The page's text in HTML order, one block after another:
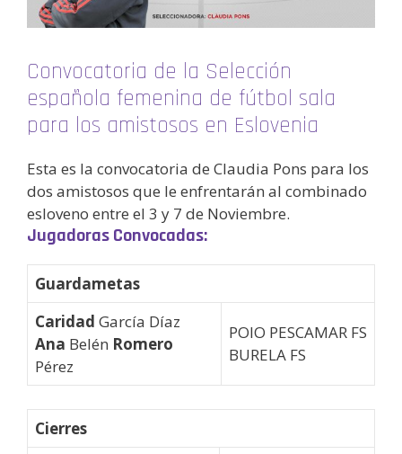
Convocatoria de la Selección
española femenina de fútbol sala
para los amistosos en Eslovenia
Esta es la convocatoria de Claudia Pons para los
dos amistosos que le enfrentarán al combinado
esloveno entre el 3 y 7 de Noviembre.
Jugadoras Convocadas:
Guardametas
Caridad García Díaz
Ana Belén Romero
Pérez
POIO PESCAMAR FS
BURELA FS
Cierres